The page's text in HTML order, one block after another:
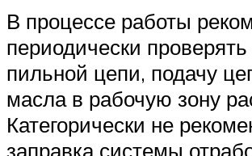
В процессе работы
периодически
пильной цепи, подачу
масла в рабочую зону
Категорически не
заправка системы